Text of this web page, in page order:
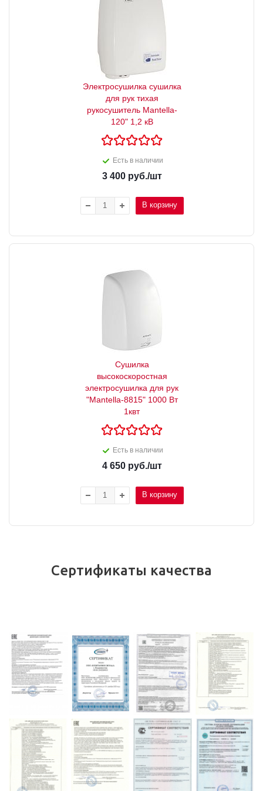
Электросушилка сушилка
для рук тихая
рукосушитель Mantella-
120" 1,2 кВ
Есть в наличии
3 400руб./шт
В корзину
Сушилка
высокоскоростная
электросушилка для рук
"Mantella-8815" 1000 Вт
1квт
Есть в наличии
4 650руб./шт
В корзину
Сертификаты качества